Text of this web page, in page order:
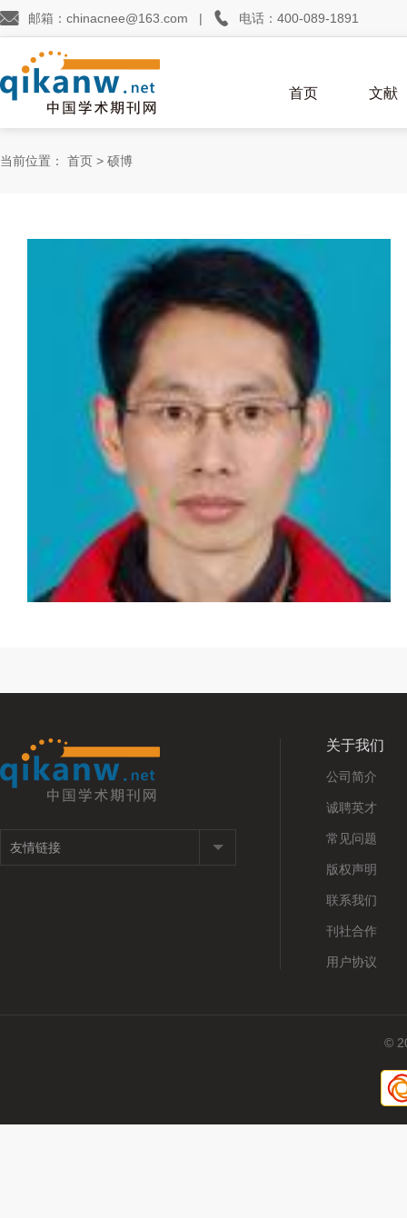
 邮箱：chinacnee@163.com |  电话：400-089-1891
首页 文献
当前位置： 首页 > 硕博
关于我们
公司简介
诚聘英才
常见问题
版权声明
联系我们
刊社合作
用户协议
©